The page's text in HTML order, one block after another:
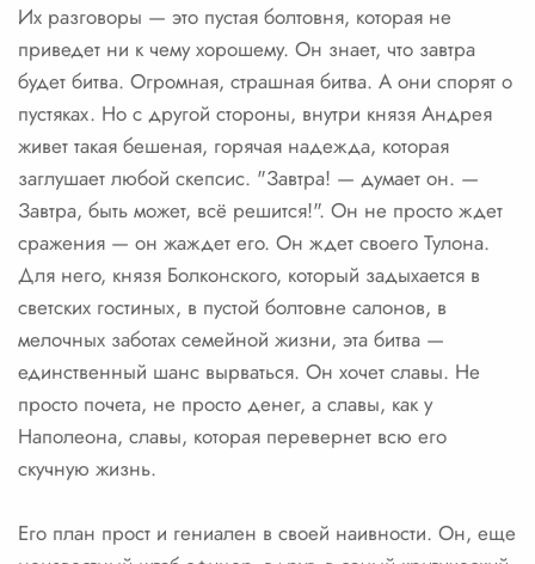
Их разговоры — это пустая болтовня, которая не
приведет ни к чему хорошему. Он знает, что завтра
будет битва. Огромная, страшная битва. А они спорят о
пустяках. Но с другой стороны, внутри князя Андрея
живет такая бешеная, горячая надежда, которая
заглушает любой скепсис. "Завтра! — думает он. —
Завтра, быть может, всё решится!". Он не просто ждет
сражения — он жаждет его. Он ждет своего Тулона.
Для него, князя Болконского, который задыхается в
светских гостиных, в пустой болтовне салонов, в
мелочных заботах семейной жизни, эта битва —
единственный шанс вырваться. Он хочет славы. Не
просто почета, не просто денег, а славы, как у
Наполеона, славы, которая перевернет всю его
скучную жизнь.
Его план прост и гениален в своей наивности. Он, еще